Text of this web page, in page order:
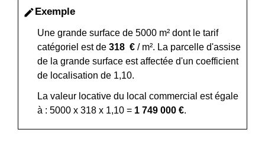
editExemple
Une grande surface de 5000 m² dont le tarif
catégoriel est de 318 € / m². La parcelle d'assise
de la grande surface est affectée d'un coefficient
de localisation de 1,10.
La valeur locative du local commercial est égale
à : 5000 x 318 x 1,10 = 1 749 000 €.